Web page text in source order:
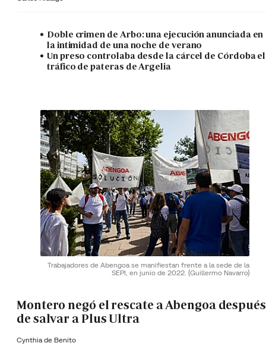
Doble crimen de Arbo: una ejecución anunciada en
la intimidad de una noche de verano
Un preso controlaba desde la cárcel de Córdoba el
tráfico de pateras de Argelia
Trabajadores de Abengoa se manifiestan frente a la sede de la
SEPI, en junio de 2022. (Guillermo Navarro)
Montero negó el rescate a Abengoa después
de salvar a Plus Ultra
Cynthia de Benito